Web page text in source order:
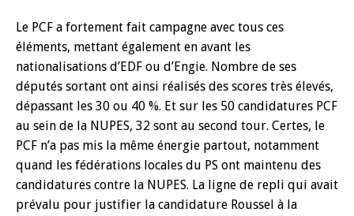
Le PCF a fortement fait campagne avec tous ces
éléments, mettant également en avant les
nationalisations d’EDF ou d’Engie. Nombre de ses
députés sortant ont ainsi réalisés des scores très élevés,
dépassant les 30 ou 40 %. Et sur les 50 candidatures PCF
au sein de la NUPES, 32 sont au second tour. Certes, le
PCF n’a pas mis la même énergie partout, notamment
quand les fédérations locales du PS ont maintenu des
candidatures contre la NUPES. La ligne de repli qui avait
prévalu pour justifier la candidature Roussel à la